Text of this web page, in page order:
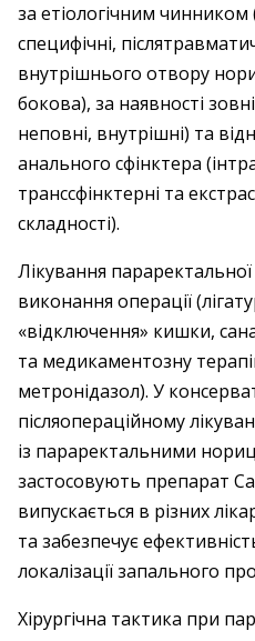
за етіологічним чинником
специфічні,
внутрішнього отвору
бокова), за наявності
неповні, внутрішні) та
анального сфінктера
транссфінктерні та
складності).
Лікування
виконання операції
«відключення» кишки,
та медикаментозну
метронідазол). У
післяопераційному
із параректальними
застосовують препарат
випускається в різних
та забезпечує
локалізації запального
Хірургічна тактика при